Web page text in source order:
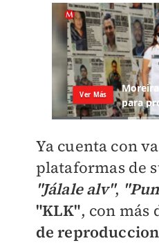
Ya cuenta con
plataformas de
"Jálale alv",
"KLK", con más
de